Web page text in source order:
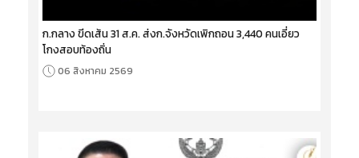
ก.กลาง ขีดเส้น 31 ส.ค. ส่งก.จังหวัดเพิกถอน 3,440 คนเอี่ยว
โกงสอบท้องถิ่น
06 สิงหาคม 2569